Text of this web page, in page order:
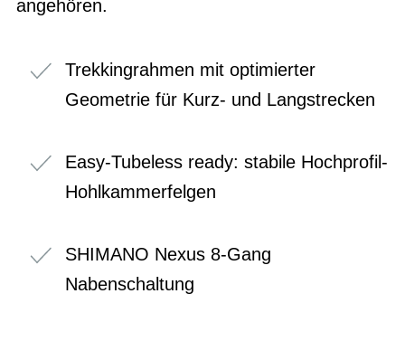
angehören.
Trekkingrahmen mit optimierter
Geometrie für Kurz- und Langstrecken
Easy-Tubeless ready: stabile Hochprofil-
Hohlkammerfelgen
SHIMANO Nexus 8-Gang
Nabenschaltung